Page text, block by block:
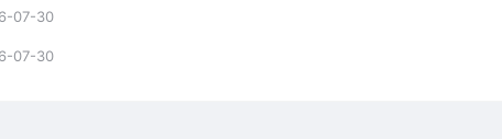
07-30
07-30